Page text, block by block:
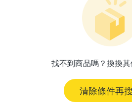
找不到商品嗎？換換其
清除條件再